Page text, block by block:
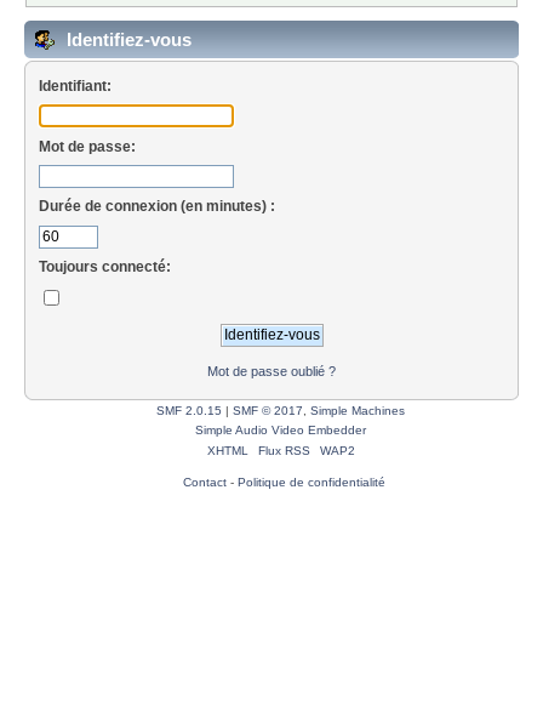
Identifiez-vous
Identifiant:
Mot de passe:
Durée de connexion (en minutes) :
Toujours connecté:
Mot de passe oublié ?
SMF 2.0.15 | SMF © 2017
Simple Machines
Simple Audio Video Embedder
XHTML
Flux RSS WAP2
Contact- Politique de confidentialité